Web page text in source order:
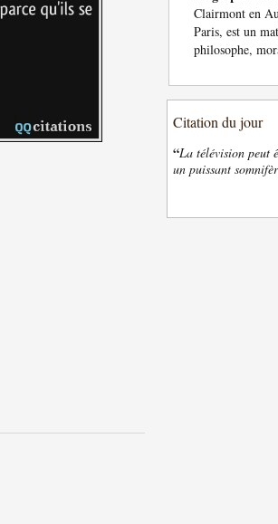
Clairmont en
Paris, est un
philosophe,
Citation du jour
“La télévision peut
un puissant